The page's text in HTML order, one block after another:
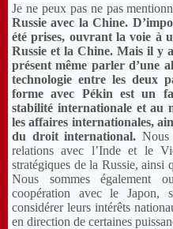
Je ne peux pas ne pas
Russie avec la Chine.
été prises, ouvrant la voie à
Russie et la Chine. Mais il y
présent même parler d’une
technologie entre les deux
forme avec Pékin est un
stabilité internationale et au
les affaires internationales,
du droit international. Nous
relations avec l’Inde et le
stratégiques de la Russie, ainsi
Nous sommes également
coopération avec le Japon,
considérer leurs intérêts
en direction de certaines